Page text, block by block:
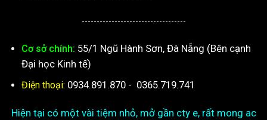
-----------------------------------
Cơ sở chính: 55/1 Ngũ Hành Sơn, Đà Nẵng (Bên cạnh
Đại học Kinh tế)
Điện thoại: 0934.891.870 - 0365.719.741
Hiện tại có một vài tiệm nhỏ, mở gần cty e, rất mong ac